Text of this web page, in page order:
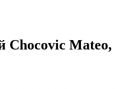
Mateo,